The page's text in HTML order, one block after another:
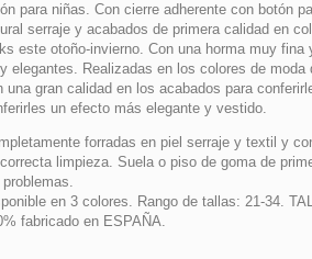
para niñas. Con cierre adherente con botón
serraje y acabados de primera calidad en
este otoño-invierno. Con una horma muy
elegantes. Realizadas en los colores de
una gran calidad en los acabados para
un efecto más elegante y vestido.
forradas en piel serraje y textil y
limpieza. Suela o piso de goma de
en 3 colores. Rango de tallas: 21-34.
fabricado en ESPAÑA.